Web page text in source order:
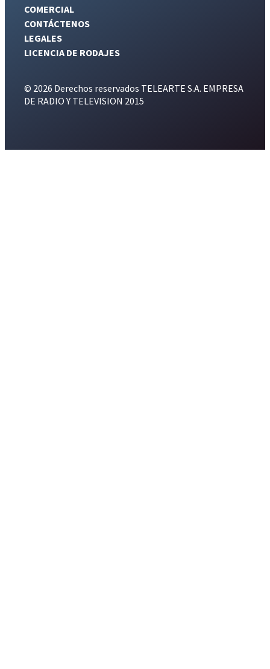
COMERCIAL
CONTÁCTENOS
LEGALES
LICENCIA DE RODAJES
© 2026 Derechos reservados TELEARTE S.A. EMPRESA
DE RADIO Y TELEVISION 2015